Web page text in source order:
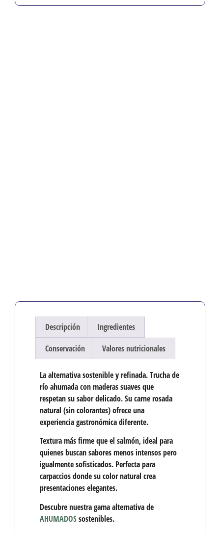
Descripción
Ingredientes
Conservación
Valores nutricionales
La alternativa sostenible y refinada.Trucha de
río ahumada con maderas suaves que
respetan su sabor delicado. Su carne rosada
natural (sin colorantes) ofrece una
experiencia gastronómica diferente.
Textura más firme que el salmón, ideal para
quienes buscan sabores menos intensos pero
igualmente sofisticados. Perfecta para
carpaccios donde su color natural crea
presentaciones elegantes.
Descubre nuestra gama alternativa de
AHUMADOSsostenibles.